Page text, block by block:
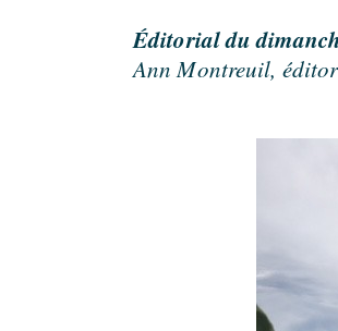
Éditorial du
Ann Montreuil,